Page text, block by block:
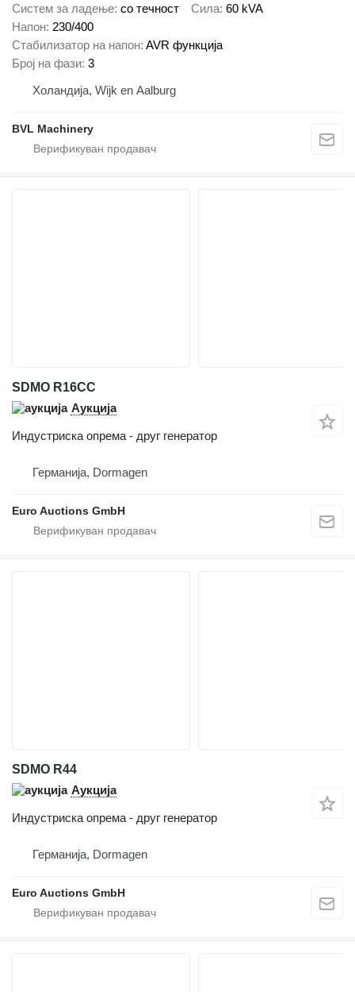
Систем за ладење со течност Сила 60 kVA
Напон 230/400
Стабилизатор на напон AVR функција
Број на фази 3
Холандија, Wijk en Aalburg
BVL Machinery
SDMO R16CC
Аукција
Индустриска опрема - друг генератор
Германија, Dormagen
Euro Auctions GmbH
SDMO R44
Аукција
Индустриска опрема - друг генератор
Германија, Dormagen
Euro Auctions GmbH